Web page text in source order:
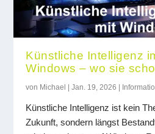
Künstliche Intelligenz
Windows – wo sie
von Michael |Jan. 19, 2026
Künstliche Intelligenz ist kein
Zukunft, sondern längst